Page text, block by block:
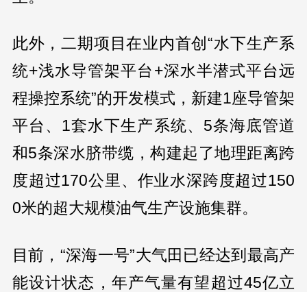
此外，二期项目在业内首创“水下生产系
统+浅水导管架平台+深水半潜式平台远
程操控系统”的开发模式，新建1座导管架
平台、1套水下生产系统、5条海底管道
和5条深水脐带缆，构建起了地理距离跨
度超过170公里、作业水深跨度超过150
0米的超大规模油气生产设施集群。
目前，“深海一号”大气田已经达到最高产
能设计状态，年产气量有望超过45亿立